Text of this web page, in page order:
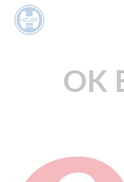
OK